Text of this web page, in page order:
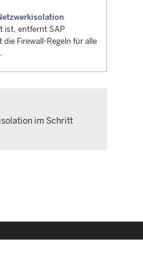
ist, entfernt SAP
die Firewall-Regeln für alle
im Schritt